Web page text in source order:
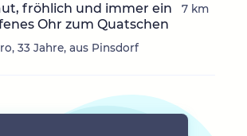
fröhlich und immer ein
Ohr zum Quatschen
33 Jahre, aus Pinsdorf
7 km